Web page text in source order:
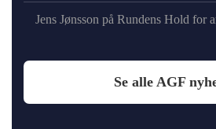
Jens Jønsson på Rundens Hold for
Se alle AGF